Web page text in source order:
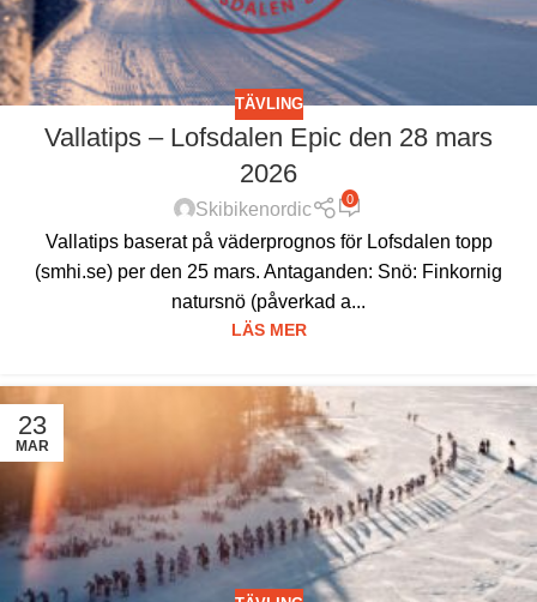
TÄVLING
Vallatips – Lofsdalen Epic den 28 mars
2026
Skibikenordic
0
Vallatips baserat på väderprognos för Lofsdalen topp
(smhi.se) per den 25 mars. Antaganden: Snö: Finkornig
natursnö (påverkad a...
LÄS MER
23
MAR